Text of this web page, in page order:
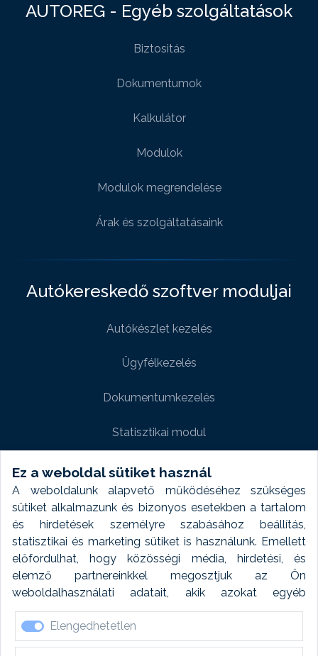
Ez a weboldal sütiket használ
A weboldalunk alapvető működéséhez szükséges
sütiket alkalmazunk és bizonyos esetekben a tartalom
és hirdetések személyre szabásához beállítás,
statisztikai és marketing sütiket is használunk. Emellett
előfordulhat, hogy közösségi média, hirdetési, és
elemző partnereinkkel megosztjuk az Ön
weboldalhasználati adatait, akik azokat egyéb
forrásokból gyűjtött adatokkal kombinálhatják. A sütik
elfogadásával kapcsolatosan naplózást végzünk és
ezen adatokat 6 hónap után automatikusan töröljük. A
Elengedhetetlen
AUTOREG - Egyéb szolgáltatások
Biztositás
Dokumentumok
Kalkulátor
Modulok
Modulok megrendelése
Árak és szolgáltatásaink
Autókereskedő szoftver moduljai
Autókészlet kezelés
Ügyfélkezelés
Dokumentumkezelés
Statisztikai modul
Weboldal modul
Fényképtár extra modul
Autómosó modul
Feladatütemezés